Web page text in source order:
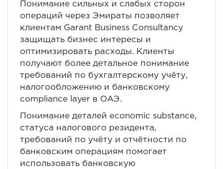
Понимание сильных и слабых сторон
операций через Эмираты позволяет
клиентам Garant Business Consultancy
защищать бизнес интересы и
оптимизировать расходы. Клиенты
получают более детальное понимание
требований по бухгалтерскому учёту,
налогообложению и банковскому
compliance layer в ОАЭ.
Понимание деталей economic substance,
статуса налогового резидента,
требований по учёту и отчётности по
банковским операциям помогает
использовать банковскую